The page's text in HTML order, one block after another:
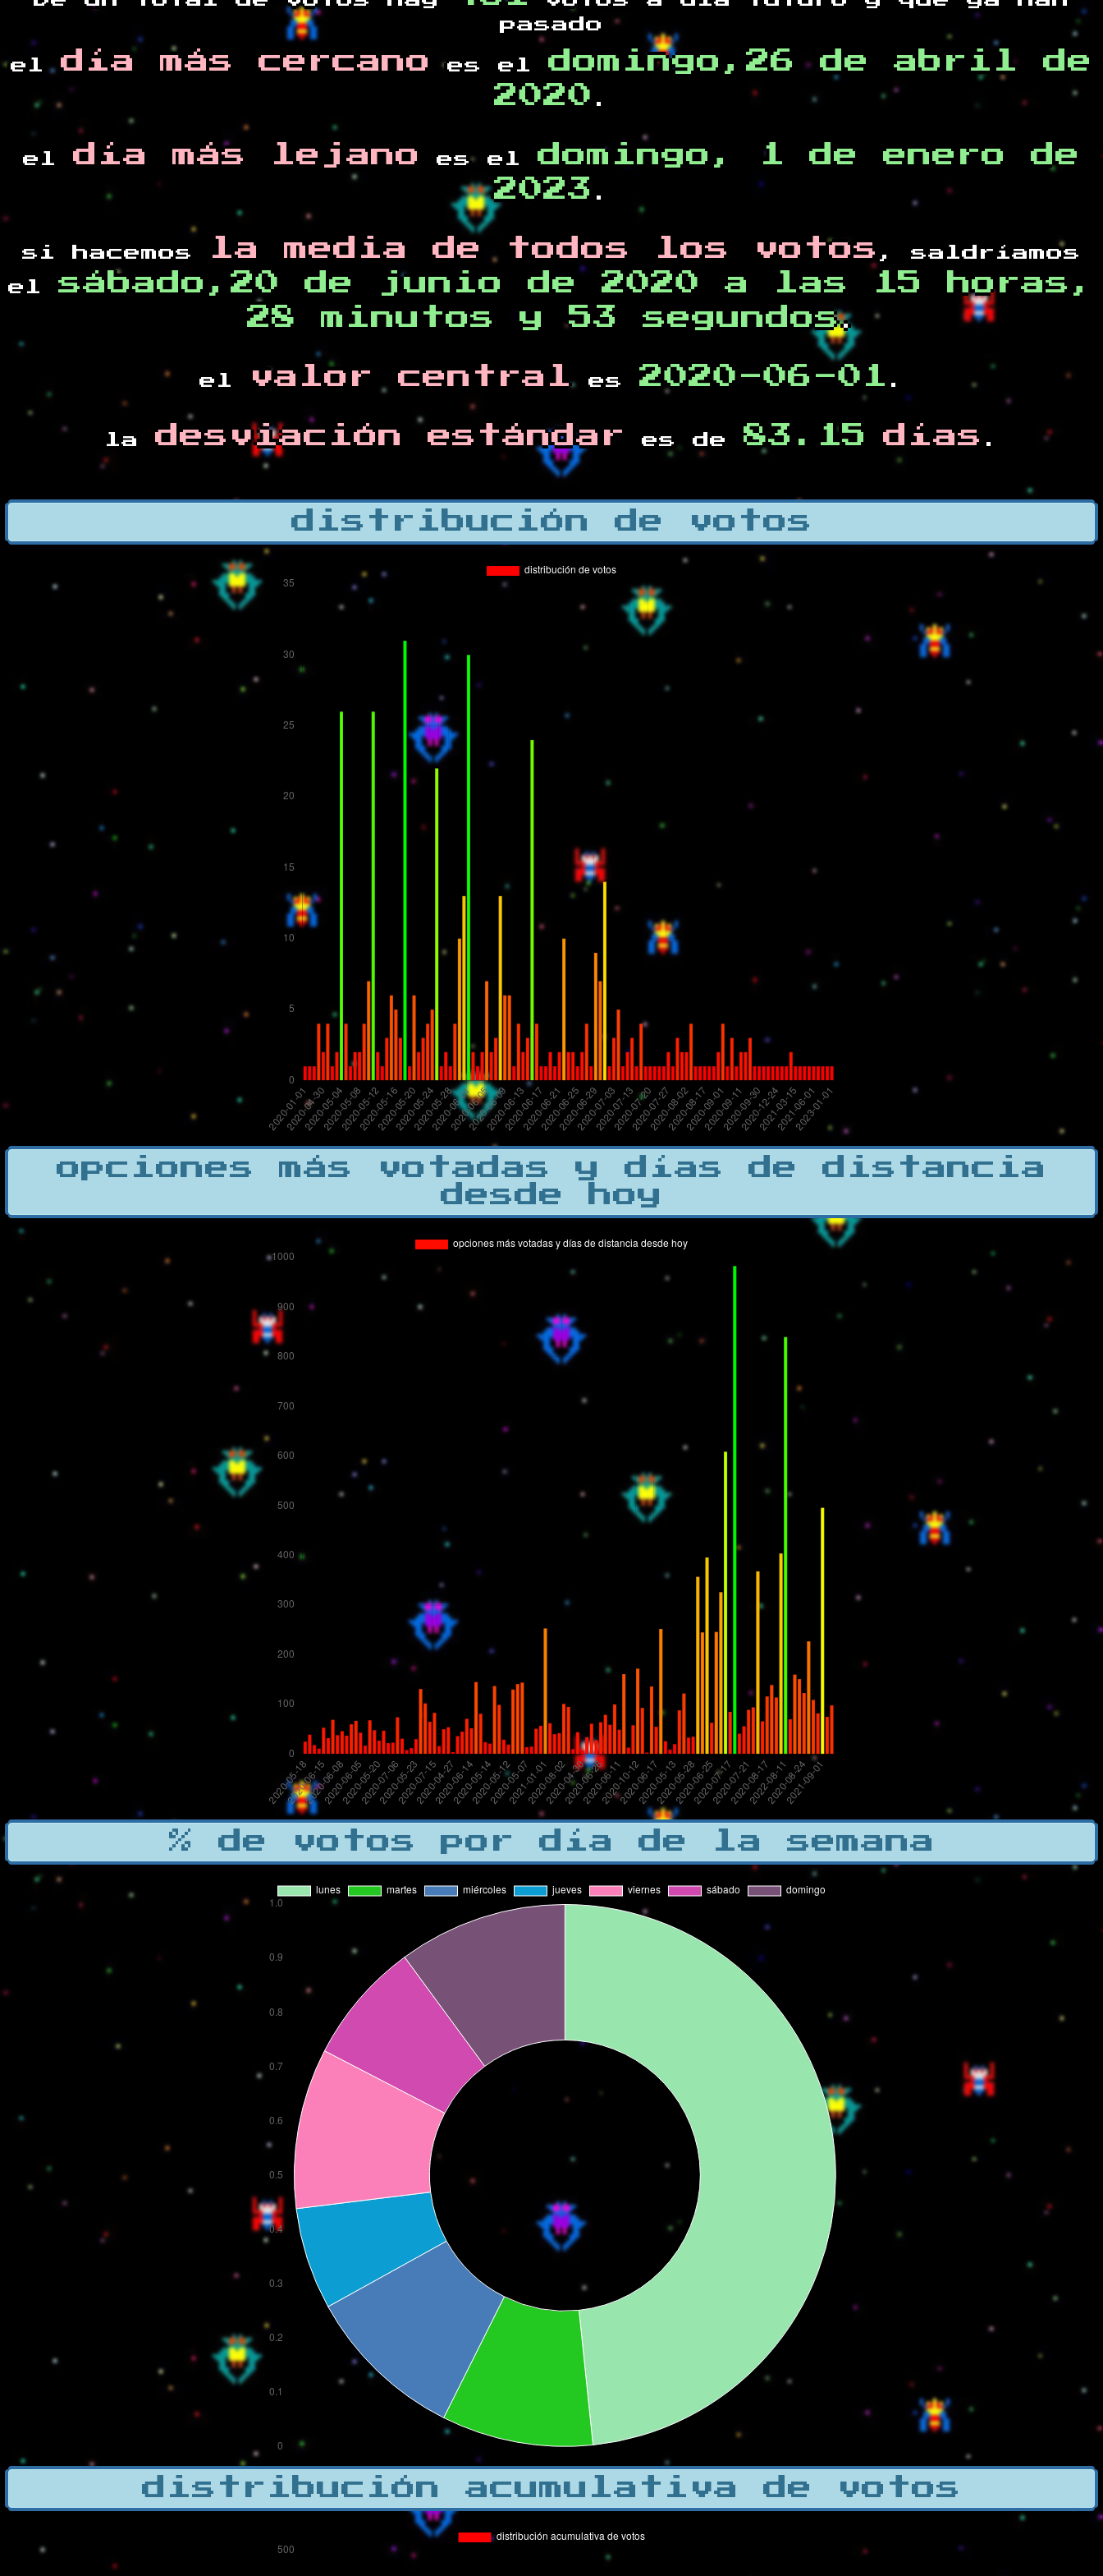
pasado
el día más cercano es el domingo,26 de abril de
2020 .
el día más lejano es el domingo, 1 de enero de
2023 .
si hacemos la media de todos los votos , saldríamos
el sábado,20 de junio de 2020 a las 15 horas,
28 minutos y 53 segundos.
el valor centrales 2020-06-01 .
la desviación estándar es de 83.15 días .
distribución de votos
opciones más votadas y días de distancia
desde hoy
% de votos por día de la semana
distribución acumulativa de votos